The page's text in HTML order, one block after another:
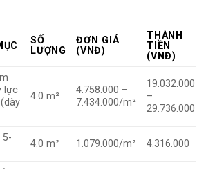
SỐ
LƯỢNG
ĐƠN GIÁ
(VNĐ)
THÀNH
TIỀN
(VNĐ)
lực
4.0 m²
4.758.000 –
7.434.000/m²
19.032.000
–
29.736.000
5-
4.0 m² 1.079.000/m² 4.316.000